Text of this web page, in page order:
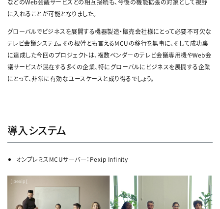
などのWeb会議サービスとの相互接続も、今後の機能拡張の対象として視野
に入れることが可能となりました。
グローバルでビジネスを展開する機器製造・販売会社様にとって必要不可欠な
テレビ会議システム。その根幹とも言えるMCUの移行を無事に、そして成功裏
に達成した今回のプロジェクトは、複数ベンダーのテレビ会議専用機やWeb会
議サービスが混在する多くの企業、特にグローバルにビジネスを展開する企業
にとって、非常に有効なユースケースと成り得るでしょう。
導入システム
オンプレミスMCUサーバー：Pexip Infinity